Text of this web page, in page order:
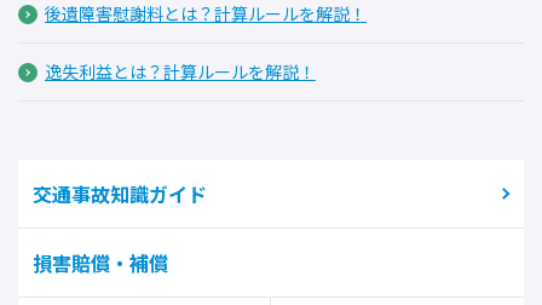
後遺障害慰謝料とは？計算ルールを解説！
逸失利益とは？計算ルールを解説！
交通事故知識ガイド
損害賠償・補償